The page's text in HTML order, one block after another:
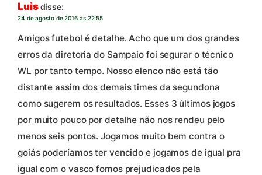
Luisdisse:
24 de agosto de 2016 às 22:55
Amigos futebol é detalhe. Acho que um dos grandes
erros da diretoria do Sampaio foi segurar o técnico
WL por tanto tempo. Nosso elenco não está tão
distante assim dos demais times da segundona
como sugerem os resultados. Esses 3 últimos jogos
por muito pouco por detalhe não nos rendeu pelo
menos seis pontos. Jogamos muito bem contra o
goiás poderíamos ter vencido e jogamos de igual pra
igual com o vasco fomos prejudicados pela